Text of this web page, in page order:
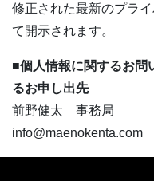
修正された最新のプラ
て開示されます。
■個人情報に関するお問
るお申し出先
前野健太 事務局
info@maenokenta.com